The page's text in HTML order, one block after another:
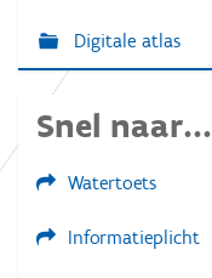
Digitale atlas
Snel naar...
Watertoets
Informatieplicht